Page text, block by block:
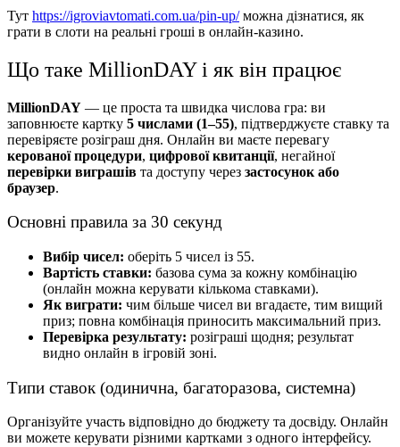
Тут https://igroviavtomati.com.ua/pin-up/можна дізнатися, як
грати в слоти на реальні гроші в онлайн-казино.
Що таке MillionDAY і як він працює
MillionDAY — це проста та швидка числова гра: ви
заповнюєте картку 5 числами (1–55), підтверджуєте ставку та
перевіряєте розіграш дня. Онлайн ви маєте перевагу
керованої процедури, цифрової квитанції, негайної
перевірки виграшів та доступу через застосунок або
браузер.
Основні правила за 30 секунд
Вибір чисел: оберіть 5 чисел із 55.
Вартість ставки: базова сума за кожну комбінацію
(онлайн можна керувати кількома ставками).
Як виграти: чим більше чисел ви вгадаєте, тим вищий
приз; повна комбінація приносить максимальний приз.
Перевірка результату: розіграші щодня; результат
видно онлайн в ігровій зоні.
Типи ставок (одинична, багаторазова, системна)
Організуйте участь відповідно до бюджету та досвіду. Онлайн
ви можете керувати різними картками з одного інтерфейсу.